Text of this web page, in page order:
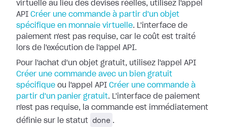
virtuelle au lieu des devises réelles, utilisez l'appel
API Créer une commande à partir d'un objet
spécifique en monnaie virtuelle. L'interface de
paiement n'est pas requise, car le coût est traité
lors de l'exécution de l'appel API.
Pour l'achat d'un objet gratuit, utilisez l'appel API
Créer une commande avec un bien gratuit
spécifique ou l'appel API Créer une commande à
partir d'un panier gratuit. L'interface de paiement
n'est pas requise, la commande est immédiatement
définie sur le statut
done .